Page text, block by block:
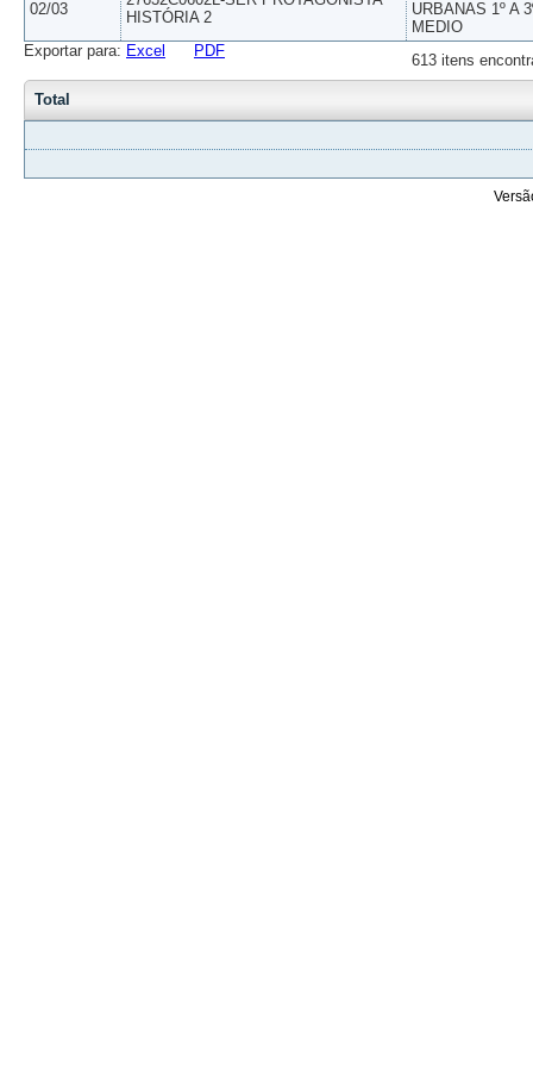
02/03
HISTÓRIA 2
URBANAS 1º A
MEDIO
613 itens
Exportar para: Excel PDF
Total